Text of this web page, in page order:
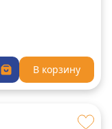
В корзину